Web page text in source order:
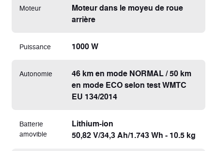
Moteur
Moteur dans le moyeu de roue
arrière
Puissance 1000 W
Autonomie
46 km en mode NORMAL / 50 km
en mode ECO selon test WMTC
EU 134/2014
Batterie
amovible
Lithium-ion
50,82 V/34,3 Ah/1.743 Wh - 10.5 kg